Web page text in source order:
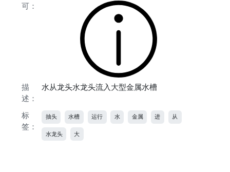
可：
描
述：
水从龙头水龙头流入大型金属水槽
标
签：
抽头 水槽 运行 水 金属 进 从
水龙头 大